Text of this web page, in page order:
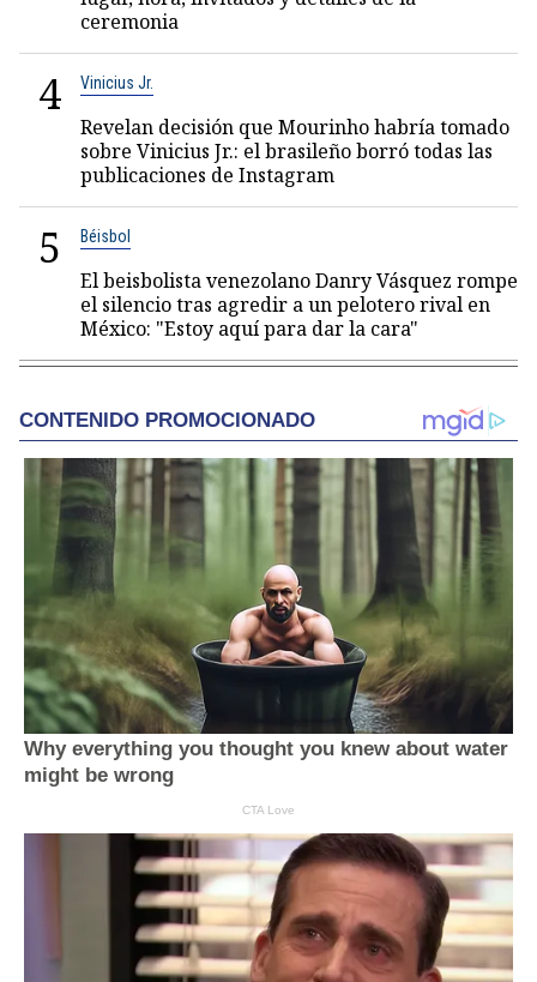
ceremonia
4 Vinicius Jr.
Revelan decisión que Mourinho habría tomado
sobre Vinicius Jr.: el brasileño borró todas las
publicaciones de Instagram
5 Béisbol
El beisbolista venezolano Danry Vásquez rompe
el silencio tras agredir a un pelotero rival en
México: "Estoy aquí para dar la cara"